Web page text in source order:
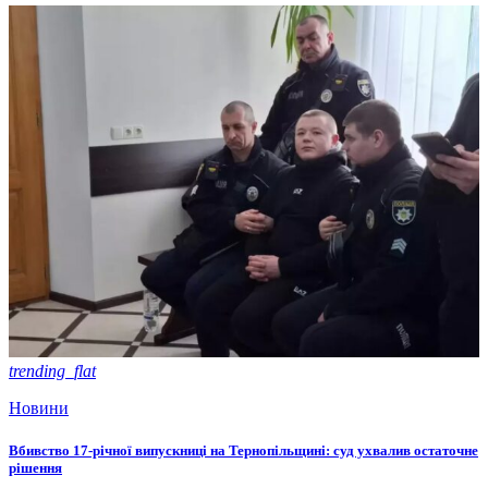
trending_flat
Новини
Вбивство 17-річної випускниці на Тернопільщині: суд ухвалив остаточне
рішення